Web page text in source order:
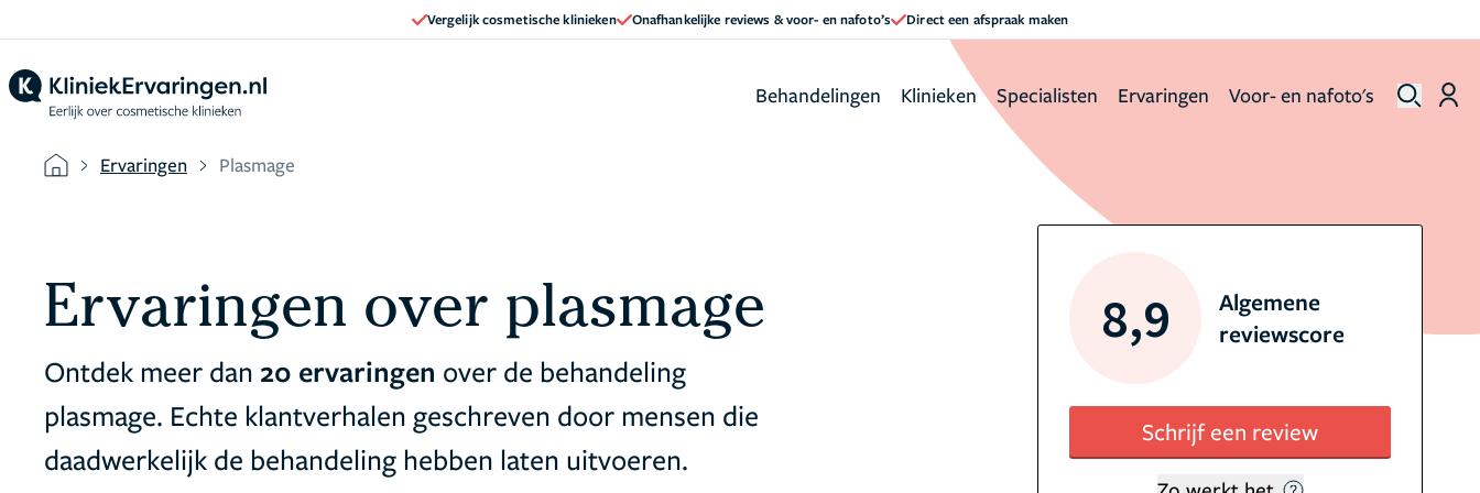
Vergelijk cosmetische klinieken Onafhankelijke reviews & voor- en nafoto’s Direct een afspraak maken
Behandelingen Klinieken Specialisten Ervaringen Voor- en nafoto's
Ervaringen Plasmage
Ervaringen over plasmage
Ontdek meer dan 20 ervaringen over de behandeling
plasmage. Echte klantverhalen geschreven door mensen die
daadwerkelijk de behandeling hebben laten uitvoeren.
8,9
Algemene
reviewscore
Schrijf een review